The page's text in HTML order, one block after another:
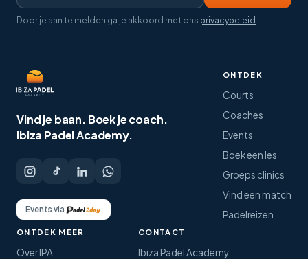
Door je aan te melden ga je akkoord met ons privacybeleid .
Vind je baan. Boek je coach.
Ibiza Padel Academy.
Events via
ONTDEK
Courts
Coaches
Events
Boek een les
Groeps clinics
Vind een match
Padelreizen
ONTDEK MEER
Over IPA
CONTACT
Ibiza Padel Academy